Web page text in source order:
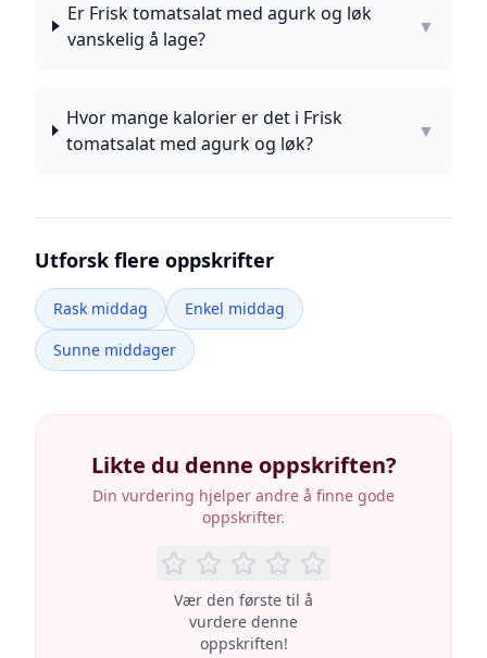
Er Frisk tomatsalat med agurk og løk
vanskelig å lage?
▼
Hvor mange kalorier er det i Frisk
tomatsalat med agurk og løk?
▼
Utforsk flere oppskrifter
Rask middag
Enkel middag
Sunne middager
Likte du denne oppskriften?
Din vurdering hjelper andre å finne gode
oppskrifter.
Vær den første til å
vurdere denne
oppskriften!